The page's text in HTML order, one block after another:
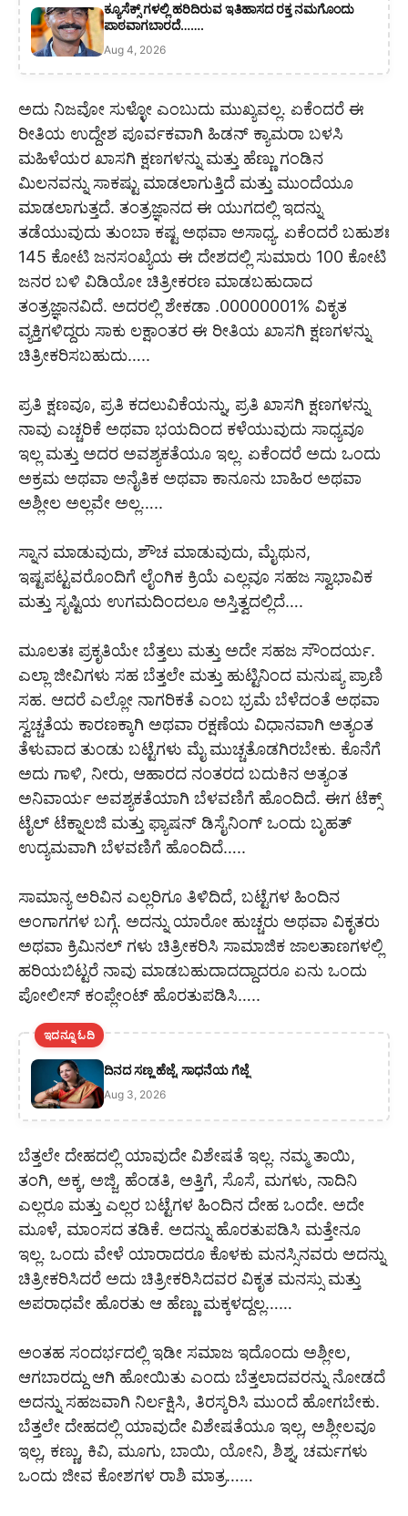
ಕ್ಯೂಸೆಕ್ಸ್ ಗಳಲ್ಲಿ ಹರಿದಿರುವ ಇತಿಹಾಸದ ರಕ್ತ ನಮಗೊಂದು
ಪಾಠವಾಗಬಾರದೆ…….
Aug 4, 2026
ಅದು ನಿಜವೋ ಸುಳ್ಳೋ ಎಂಬುದು ಮುಖ್ಯವಲ್ಲ. ಏಕೆಂದರೆ ಈ
ರೀತಿಯ ಉದ್ದೇಶ ಪೂರ್ವಕವಾಗಿ ಹಿಡನ್ ಕ್ಯಾಮರಾ ಬಳಸಿ
ಮಹಿಳೆಯರ ಖಾಸಗಿ ಕ್ಷಣಗಳನ್ನು ಮತ್ತು ಹೆಣ್ಣು ಗಂಡಿನ
ಮಿಲನವನ್ನು ಸಾಕಷ್ಟು ಮಾಡಲಾಗುತ್ತಿದೆ ಮತ್ತು ಮುಂದೆಯೂ
ಮಾಡಲಾಗುತ್ತದೆ. ತಂತ್ರಜ್ಞಾನದ ಈ ಯುಗದಲ್ಲಿ ಇದನ್ನು
ತಡೆಯುವುದು ತುಂಬಾ ಕಷ್ಟ ಅಥವಾ ಅಸಾಧ್ಯ. ಏಕೆಂದರೆ ಬಹುಶಃ
145 ಕೋಟಿ ಜನಸಂಖ್ಯೆಯ ಈ ದೇಶದಲ್ಲಿ ಸುಮಾರು 100 ಕೋಟಿ
ಜನರ ಬಳಿ ವಿಡಿಯೋ ಚಿತ್ರೀಕರಣ ಮಾಡಬಹುದಾದ
ತಂತ್ರಜ್ಞಾನವಿದೆ. ಅದರಲ್ಲಿ ಶೇಕಡಾ .00000001% ವಿಕೃತ
ವ್ಯಕ್ತಿಗಳಿದ್ದರು ಸಾಕು ಲಕ್ಷಾಂತರ ಈ ರೀತಿಯ ಖಾಸಗಿ ಕ್ಷಣಗಳನ್ನು
ಚಿತ್ರೀಕರಿಸಬಹುದು…..
ಪ್ರತಿ ಕ್ಷಣವೂ, ಪ್ರತಿ ಕದಲುವಿಕೆಯನ್ನು, ಪ್ರತಿ ಖಾಸಗಿ ಕ್ಷಣಗಳನ್ನು
ನಾವು ಎಚ್ಚರಿಕೆ ಅಥವಾ ಭಯದಿಂದ ಕಳೆಯುವುದು ಸಾಧ್ಯವೂ
ಇಲ್ಲ ಮತ್ತು ಅದರ ಅವಶ್ಯಕತೆಯೂ ಇಲ್ಲ. ಏಕೆಂದರೆ ಅದು ಒಂದು
ಅಕ್ರಮ ಅಥವಾ ಅನೈತಿಕ ಅಥವಾ ಕಾನೂನು ಬಾಹಿರ ಅಥವಾ
ಅಶ್ಲೀಲ ಅಲ್ಲವೇ ಅಲ್ಲ…..
ಸ್ನಾನ ಮಾಡುವುದು, ಶೌಚ ಮಾಡುವುದು, ಮೈಥುನ,
ಇಷ್ಟಪಟ್ಟವರೊಂದಿಗೆ ಲೈಂಗಿಕ ಕ್ರಿಯೆ ಎಲ್ಲವೂ ಸಹಜ ಸ್ವಾಭಾವಿಕ
ಮತ್ತು ಸೃಷ್ಟಿಯ ಉಗಮದಿಂದಲೂ ಅಸ್ತಿತ್ವದಲ್ಲಿದೆ….
ಮೂಲತಃ ಪ್ರಕೃತಿಯೇ ಬೆತ್ತಲು ಮತ್ತು ಅದೇ ಸಹಜ ಸೌಂದರ್ಯ.
ಎಲ್ಲಾ ಜೀವಿಗಳು ಸಹ ಬೆತ್ತಲೇ ಮತ್ತು ಹುಟ್ಟಿನಿಂದ ಮನುಷ್ಯ ಪ್ರಾಣಿ
ಸಹ. ಆದರೆ ಎಲ್ಲೋ ನಾಗರಿಕತೆ ಎಂಬ ಭ್ರಮೆ ಬೆಳೆದಂತೆ ಅಥವಾ
ಸ್ವಚ್ಚತೆಯ ಕಾರಣಕ್ಕಾಗಿ ಅಥವಾ ರಕ್ಷಣೆಯ ವಿಧಾನವಾಗಿ ಅತ್ಯಂತ
ತೆಳುವಾದ ತುಂಡು ಬಟ್ಟೆಗಳು ಮೈ ಮುಚ್ಚತೊಡಗಿರಬೇಕು. ಕೊನೆಗೆ
ಅದು ಗಾಳಿ, ನೀರು, ಆಹಾರದ ನಂತರದ ಬದುಕಿನ ಅತ್ಯಂತ
ಅನಿವಾರ್ಯ ಅವಶ್ಯಕತೆಯಾಗಿ ಬೆಳವಣಿಗೆ ಹೊಂದಿದೆ. ಈಗ ಟೆಕ್ಸ್
ಟೈಲ್ ಟೆಕ್ನಾಲಜಿ ಮತ್ತು ಫ್ಯಾಷನ್ ಡಿಸೈನಿಂಗ್ ಒಂದು ಬೃಹತ್
ಉದ್ಯಮವಾಗಿ ಬೆಳವಣಿಗೆ ಹೊಂದಿದೆ…..
ಸಾಮಾನ್ಯ ಅರಿವಿನ ಎಲ್ಲರಿಗೂ ತಿಳಿದಿದೆ, ಬಟ್ಟೆಗಳ ಹಿಂದಿನ
ಅಂಗಾಗಗಳ ಬಗ್ಗೆ. ಅದನ್ನು ಯಾರೋ ಹುಚ್ಚರು ಅಥವಾ ವಿಕೃತರು
ಅಥವಾ ಕ್ರಿಮಿನಲ್ ಗಳು ‌ಚಿತ್ರೀಕರಿಸಿ ಸಾಮಾಜಿಕ ಜಾಲತಾಣಗಳಲ್ಲಿ
ಹರಿಯಬಿಟ್ಟರೆ ನಾವು ಮಾಡಬಹುದಾದದ್ದಾದರೂ ಏನು ಒಂದು
ಪೋಲೀಸ್ ಕಂಪ್ಲೇಂಟ್ ಹೊರತುಪಡಿಸಿ…..
ಇದನ್ನೂ ಓದಿ
ದಿನದ ಸಣ್ಣ ಹೆಜ್ಜೆ, ಸಾಧನೆಯ ಗೆಜ್ಜೆ
Aug 3, 2026
ಬೆತ್ತಲೇ ದೇಹದಲ್ಲಿ ‌ಯಾವುದೇ ವಿಶೇಷತೆ ಇಲ್ಲ. ನಮ್ಮ ‌ತಾಯಿ,
ತಂಗಿ, ಅಕ್ಕ, ಅಜ್ಜಿ, ಹೆಂಡತಿ, ಅತ್ತಿಗೆ, ಸೊಸೆ, ಮಗಳು, ನಾದಿನಿ
ಎಲ್ಲರೂ ಮತ್ತು ಎಲ್ಲರ ಬಟ್ಟೆಗಳ ಹಿಂದಿನ ‌ದೇಹ ಒಂದೇ. ಅದೇ
ಮೂಳೆ, ಮಾಂಸದ ತಡಿಕೆ. ಅದನ್ನು ಹೊರತುಪಡಿಸಿ ಮತ್ತೇನೂ
ಇಲ್ಲ. ಒಂದು ವೇಳೆ ಯಾರಾದರೂ ‌ಕೊಳಕು ಮನಸ್ಸಿನವರು ಅದನ್ನು
ಚಿತ್ರೀಕರಿಸಿದರೆ ಅದು ಚಿತ್ರೀಕರಿಸಿದವರ ವಿಕೃತ ಮನಸ್ಸು ಮತ್ತು
ಅಪರಾಧವೇ ಹೊರತು ಆ ಹೆಣ್ಣು ಮಕ್ಕಳದ್ದಲ್ಲ……
ಅಂತಹ ಸಂದರ್ಭದಲ್ಲಿ ಇಡೀ ಸಮಾಜ ಇದೊಂದು ಅಶ್ಲೀಲ,
ಆಗಬಾರದ್ದು ಆಗಿ ಹೋಯಿತು ಎಂದು ಬೆತ್ತಲಾದವರನ್ನು ನೋಡದೆ
ಅದನ್ನು ಸಹಜವಾಗಿ ನಿರ್ಲಕ್ಷಿಸಿ, ತಿರಸ್ಕರಿಸಿ ಮುಂದೆ ಹೋಗಬೇಕು.
ಬೆತ್ತಲೇ ದೇಹದಲ್ಲಿ ಯಾವುದೇ ವಿಶೇಷತೆಯೂ ಇಲ್ಲ, ಅಶ್ಲೀಲವೂ
ಇಲ್ಲ, ಕಣ್ಣು, ಕಿವಿ, ಮೂಗು, ಬಾಯಿ, ಯೋನಿ, ಶಿಶ್ನ, ಚರ್ಮಗಳು
ಒಂದು ಜೀವ ಕೋಶಗಳ ರಾಶಿ ಮಾತ್ರ……